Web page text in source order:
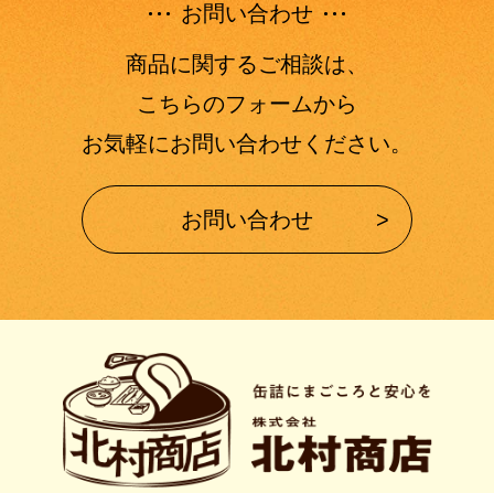
お問い合わせ
商品に関するご相談は、
こちらのフォームから
お気軽にお問い合わせください。
お問い合わせ